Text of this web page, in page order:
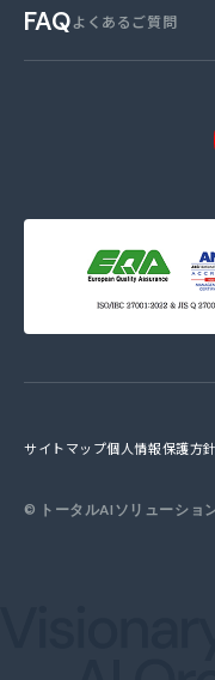
FAQよくあるご質問
サイトマップ個人情報保護方針
© トータルAIソリューショ